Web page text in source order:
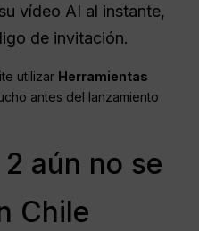
vídeo AI al instante,
de invitación.
utilizar Herramientas
antes del lanzamiento
aún no se
Chile